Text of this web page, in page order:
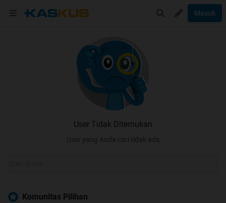
Masuk
User Tidak Ditemukan
User yang Anda cari tidak ada
Komunitas Pilihan